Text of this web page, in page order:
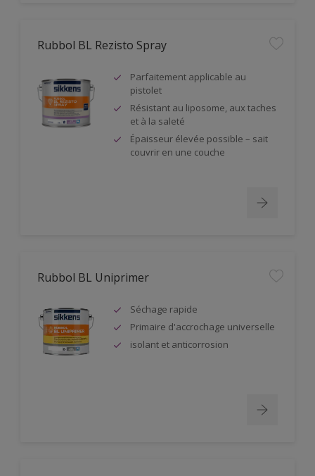
Rubbol BL Rezisto Spray
Parfaitement applicable au
pistolet
Résistant au liposome, aux taches
et à la saleté
Épaisseur élevée possible – sait
couvrir en une couche
Rubbol BL Uniprimer
Séchage rapide
Primaire d'accrochage universelle
isolant et anticorrosion